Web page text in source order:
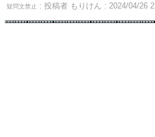
疑問文禁止 : 投稿者 もりけん : 2024/04/26